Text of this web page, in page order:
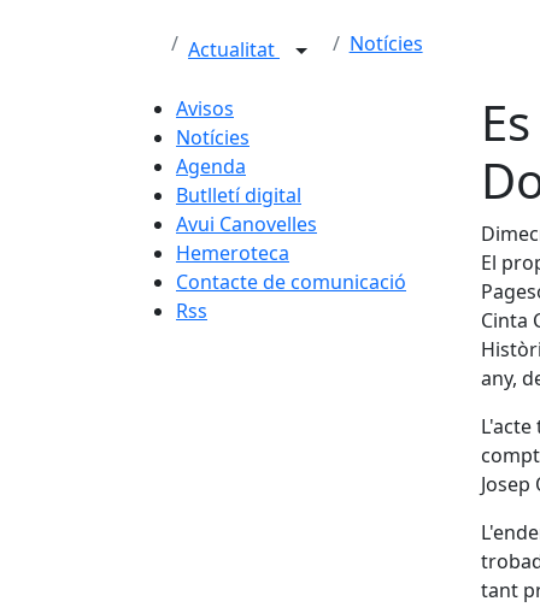
Actualitat Notícies
Avisos
Notícies
Agenda
Butlletí digital
Avui Canovelles
Hemeroteca
Contacte de comunicació
Rss
El
Cinta
any,
L'acte
Josep
tant